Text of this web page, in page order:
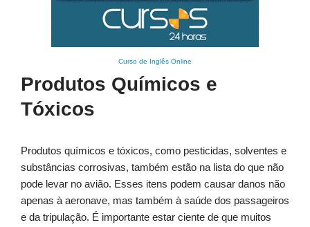
Curso de Inglês Online
Produtos Químicos e
Tóxicos
Produtos químicos e tóxicos, como pesticidas, solventes e
substâncias corrosivas, também estão na lista do que não
pode levar no avião. Esses itens podem causar danos não
apenas à aeronave, mas também à saúde dos passageiros
e da tripulação. É importante estar ciente de que muitos